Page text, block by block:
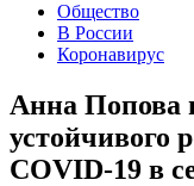
Общество
В России
Коронавирус
Анна Попова
устойчивого
COVID-19 в